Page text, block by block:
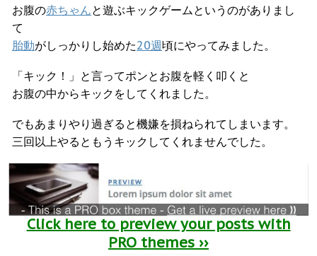
お腹の赤ちゃんと遊ぶキックゲームというのがありまし
て
胎動がしっかりし始めた20週頃にやってみました。
「キック！」と言ってポンとお腹を軽く叩くと
お腹の中からキックをしてくれました。
でもあまりやり過ぎると機嫌を損ねられてしまいます。
三回以上やるともうキックしてくれませんでした。
Click here to preview your posts with
PRO themes ››